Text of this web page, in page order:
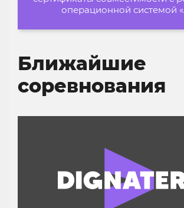
операционной системой
Ближайшие
соревнования